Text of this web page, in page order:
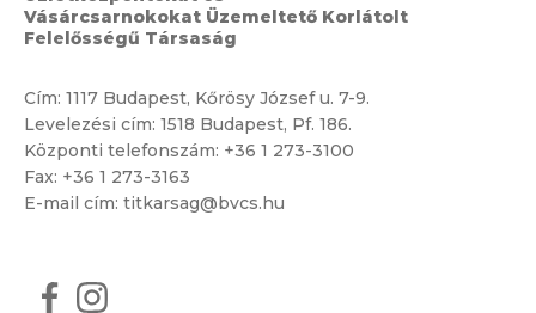
Vásárcsarnokokat Üzemeltető Korlátolt
Felelősségű Társaság
Cím: 1117 Budapest, Kőrösy József u. 7-9.
Levelezési cím: 1518 Budapest, Pf. 186.
Központi telefonszám: +36 1 273-3100
Fax: +36 1 273-3163
E-mail cím: titkarsag@bvcs.hu